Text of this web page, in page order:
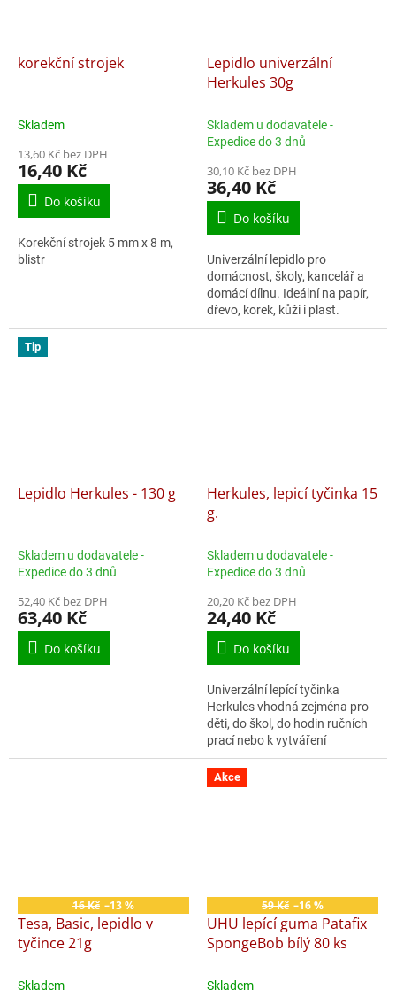
korekční strojek
Skladem
13,60 Kč bez DPH
16,40 Kč
Do košíku
Korekční strojek 5 mm x 8 m,
blistr
Lepidlo univerzální
Herkules 30g
Skladem u dodavatele -
Expedice do 3 dnů
30,10 Kč bez DPH
36,40 Kč
Do košíku
Univerzální lepidlo pro
domácnost, školy, kancelář a
domácí dílnu. Ideální na papír,
dřevo, korek, kůži i plast.
Tip
Lepidlo Herkules - 130 g
Skladem u dodavatele -
Expedice do 3 dnů
52,40 Kč bez DPH
63,40 Kč
Do košíku
Herkules, lepicí tyčinka 15
g.
Skladem u dodavatele -
Expedice do 3 dnů
20,20 Kč bez DPH
24,40 Kč
Do košíku
Univerzální lepící tyčinka
Herkules vhodná zejména pro
děti, do škol, do hodin ručních
prací nebo k vytváření
jednoduchých papírových
prezentací.
16 Kč –13 %
Tesa, Basic, lepidlo v
tyčince 21g
Skladem
Akce
59 Kč –16 %
UHU lepící guma Patafix
SpongeBob bílý 80 ks
Skladem